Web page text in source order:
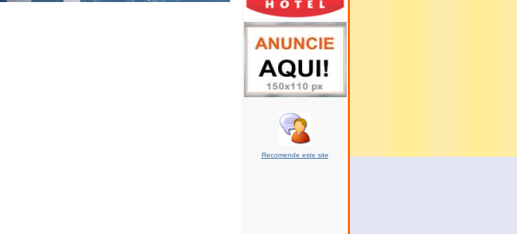
Recomende este site